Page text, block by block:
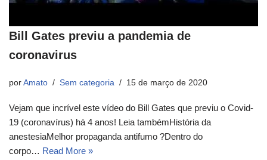
Bill Gates previu a pandemia de
coronavirus
por Amato Sem categoria 15 de março de 2020
Vejam que incrível este vídeo do Bill Gates que previu o Covid-
19 (coronavírus) há 4 anos! Leia tambémHistória da
anestesiaMelhor propaganda antifumo ?Dentro do
corpo… Read More »